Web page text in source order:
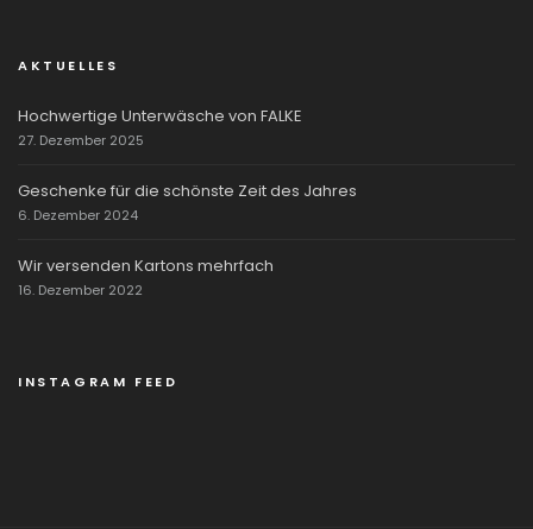
AKTUELLES
Hochwertige Unterwäsche von FALKE
27. Dezember 2025
Geschenke für die schönste Zeit des Jahres
6. Dezember 2024
Wir versenden Kartons mehrfach
16. Dezember 2022
INSTAGRAM FEED